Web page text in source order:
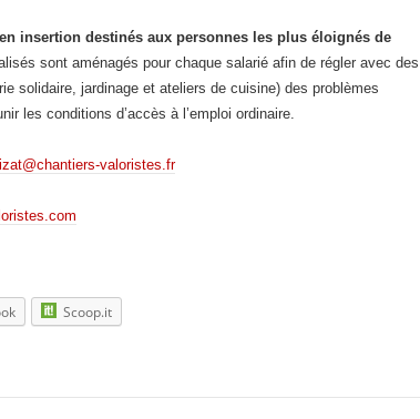
insertion destinés aux personnes les plus éloignés de
sont aménagés pour chaque salarié afin de régler avec des
solidaire, jardinage et ateliers de cuisine) des problèmes
les conditions d’accès à l’emploi ordinaire.
valoristes.fr
Scoop.it